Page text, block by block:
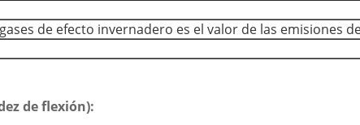
de efecto invernadero es el valor de las emisiones
de flexión):